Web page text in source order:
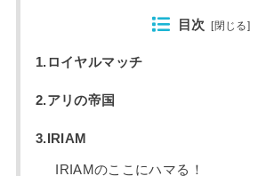
目次 [閉じる]
1.ロイヤルマッチ
2.アリの帝国
3.IRIAM
IRIAMのここにハマる！